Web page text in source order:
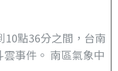
10點36分之間，台南
事件。 南區氣象中